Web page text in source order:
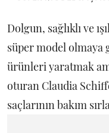
Dolgun, sağlıklı ve
süper model olmaya
ürünleri yaratmak
oturan Claudia
saçlarının bakım